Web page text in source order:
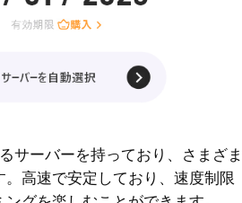
サーバーを持っており、さまざま
高速で安定しており、速度制限